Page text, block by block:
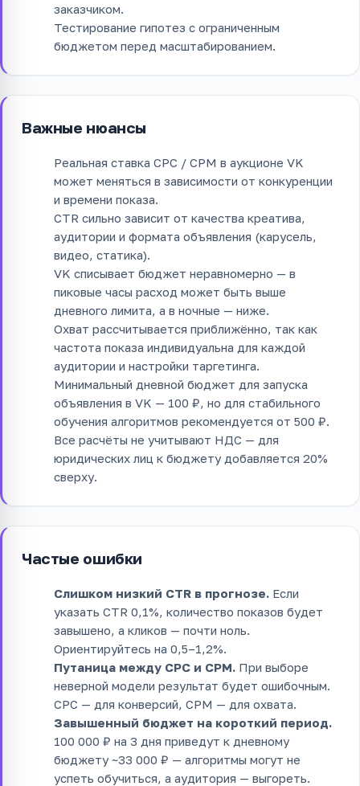
заказчиком.
Тестирование гипотез с ограниченным
бюджетом перед масштабированием.
Важные нюансы
Реальная ставка CPC / CPM в аукционе VK
может меняться в зависимости от конкуренции
и времени показа.
CTR сильно зависит от качества креатива,
аудитории и формата объявления (карусель,
видео, статика).
VK списывает бюджет неравномерно — в
пиковые часы расход может быть выше
дневного лимита, а в ночные — ниже.
Охват рассчитывается приближённо, так как
частота показа индивидуальна для каждой
аудитории и настройки таргетинга.
Минимальный дневной бюджет для запуска
объявления в VK — 100 ₽, но для стабильного
обучения алгоритмов рекомендуется от 500 ₽.
Все расчёты не учитывают НДС — для
юридических лиц к бюджету добавляется 20%
сверху.
Частые ошибки
Слишком низкий CTR в прогнозе. Если
указать CTR 0,1%, количество показов будет
завышено, а кликов — почти ноль.
Ориентируйтесь на 0,5–1,2%.
Путаница между CPC и CPM. При выборе
неверной модели результат будет ошибочным.
CPC — для конверсий, CPM — для охвата.
Завышенный бюджет на короткий период.
100 000 ₽ на 3 дня приведут к дневному
бюджету ~33 000 ₽ — алгоритмы могут не
успеть обучиться, а аудитория — выгореть.